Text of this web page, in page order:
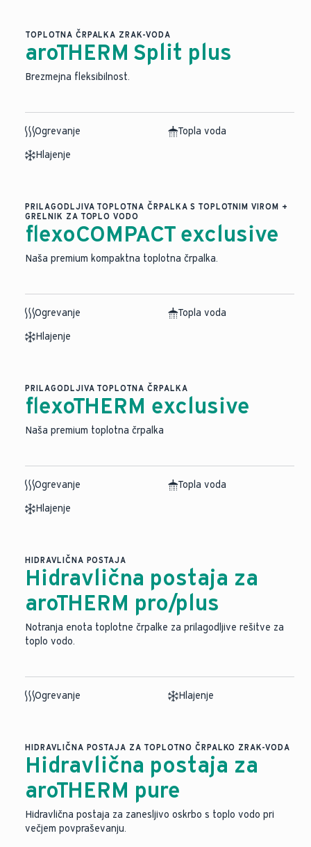
TOPLOTNA ČRPALKA ZRAK-VODA
aroTHERM Split plus
Brezmejna fleksibilnost.
Ogrevanje
Topla voda
Hlajenje
PRILAGODLJIVA TOPLOTNA ČRPALKA S TOPLOTNIM VIROM +
GRELNIK ZA TOPLO VODO
flexoCOMPACT exclusive
Naša premium kompaktna toplotna črpalka.
Ogrevanje
Topla voda
Hlajenje
PRILAGODLJIVA TOPLOTNA ČRPALKA
flexoTHERM exclusive
Naša premium toplotna črpalka
Ogrevanje
Topla voda
Hlajenje
HIDRAVLIČNA POSTAJA
Hidravlična postaja za
aroTHERM pro/plus
Notranja enota toplotne črpalke za prilagodljive rešitve za
toplo vodo.
Ogrevanje Hlajenje
HIDRAVLIČNA POSTAJA ZA TOPLOTNO ČRPALKO ZRAK-VODA
Hidravlična postaja za
aroTHERM pure
Hidravlična postaja za zanesljivo oskrbo s toplo vodo pri
večjem povpraševanju.